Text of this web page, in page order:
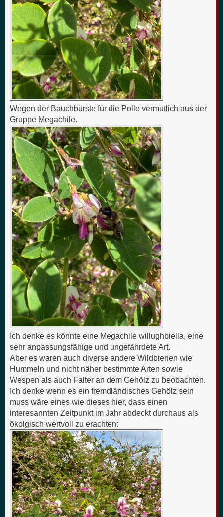
Wegen der Bauchbürste für die Polle vermutlich aus der
Gruppe Megachile.
Ich denke es könnte eine Megachile willughbiella, eine
sehr anpassungsfähige und ungefährdete Art.
Aber es waren auch diverse andere Wildbienen wie
Hummeln und nicht näher bestimmte Arten sowie
Wespen als auch Falter an dem Gehölz zu beobachten.
Ich denke wenn es ein fremdländisches Gehölz sein
muss wäre eines wie dieses hier, dass einen
interesannten Zeitpunkt im Jahr abdeckt durchaus als
ökolgisch wertvoll zu erachten: